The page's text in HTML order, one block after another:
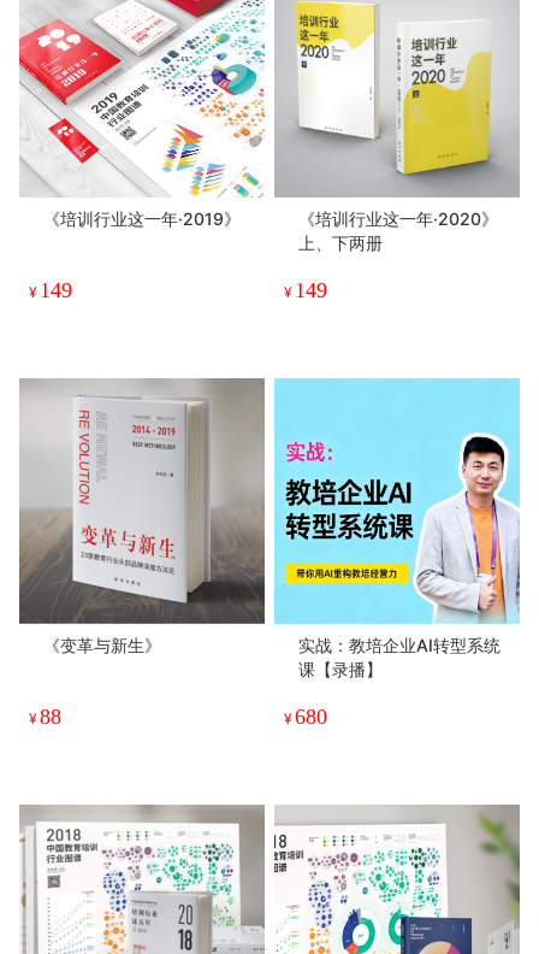
《培训行业这一年·2019》
¥ 149
《培训行业这一年·2020》
上、下两册
¥ 149
《变革与新生》
¥88
实战：教培企业AI转型系统
课【录播】
¥680